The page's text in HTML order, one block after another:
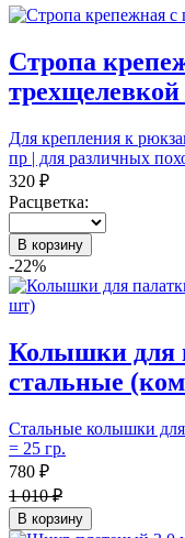
Стропа
Для крепления к
пр | для различных
320 ₽
Расцветка:
В корзину
-22%
Колышки для
стальные
Стальные колышки
= 25 гр.
780 ₽
1 010 ₽
В корзину